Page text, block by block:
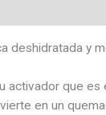
deshidratada y
activador que es
en un